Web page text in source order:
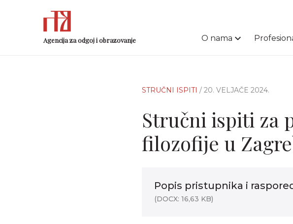
Agencija za odgoj i obrazovanje O nama
STRUČNI ISPITI / 20. VELJAČE 2024.
Stručni ispiti za
filozofije u
Popis pristupnika i
(DOCX: 16,63 KB)